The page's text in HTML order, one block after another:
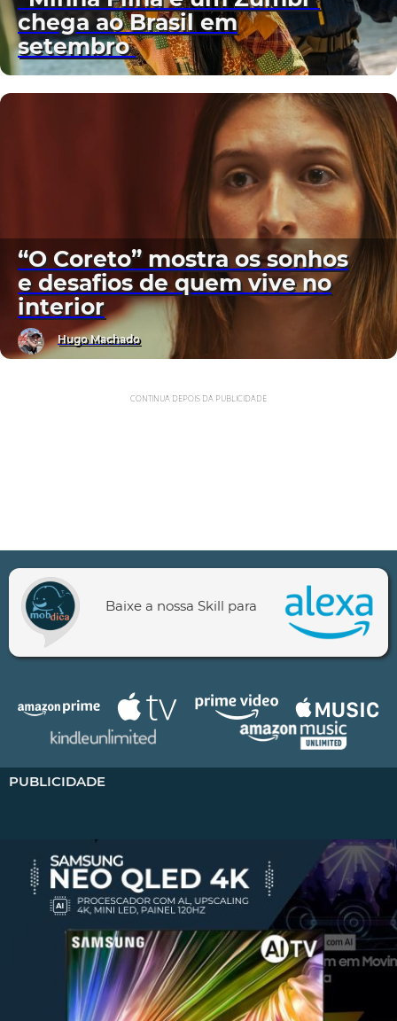
chega ao Brasil em
setembro
“O Coreto” mostra os sonhos
e desafios de quem vive no
interior
Hugo Machado
CONTINUA DEPOIS DA PUBLICIDADE
Baixe a nossa Skill para
PUBLICIDADE